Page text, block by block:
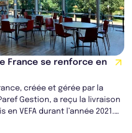
France se renforce en
créée et gérée par la
Gestion, a reçu la livraison
en VEFA durant l’année 2021.
no...